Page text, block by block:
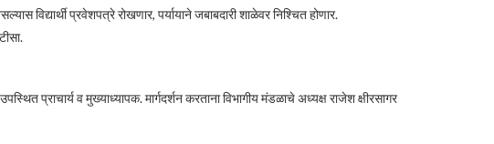
विद्यार्थी प्रवेशपत्रे रोखणार, पर्यायाने जबाबदारी शाळेवर निश्चित होणार.
उपस्थित प्राचार्य व मुख्याध्यापक. मार्गदर्शन करताना विभागीय मंडळाचे अध्यक्ष राजेश क्षीरसागर